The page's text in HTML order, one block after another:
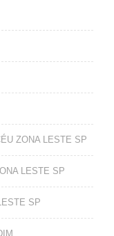
ZONA LESTE SP
LESTE SP
SP